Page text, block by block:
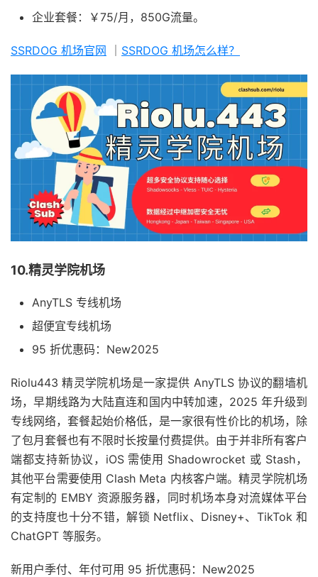
企业套餐：￥75/月，850G流量。
SSRDOG 机场官网 SSRDOG 机场怎么样？
10.精灵学院机场
AnyTLS 专线机场
超便宜专线机场
95 折优惠码：New2025
Riolu443 精灵学院机场是一家提供 AnyTLS 协议的翻墙机
场，早期线路为大陆直连和国内中转加速，2025 年升级到
专线网络，套餐起始价格低，是一家很有性价比的机场，除
了包月套餐也有不限时长按量付费提供。由于并非所有客户
端都支持新协议，iOS 需使用 Shadowrocket 或 Stash，
其他平台需要使用 Clash Meta 内核客户端。精灵学院机场
有定制的 EMBY 资源服务器，同时机场本身对流媒体平台
的支持度也十分不错，解锁 Netflix、Disney+、TikTok 和
ChatGPT 等服务。
新用户季付、年付可用 95 折优惠码：New2025